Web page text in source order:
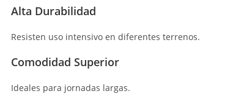
Alta Durabilidad
Resisten uso intensivo en diferentes terrenos.
Comodidad Superior
Ideales para jornadas largas.